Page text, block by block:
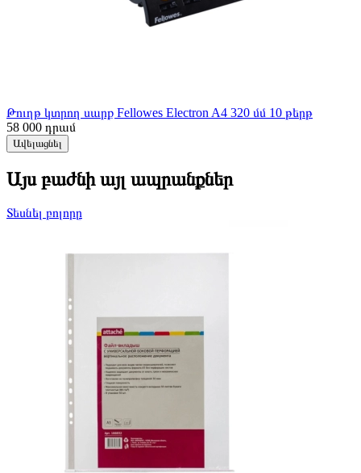
Թուղթ կտրող սարք Fellowes Electron A4 320 մմ 10 թերթ
58 000 դրամ
Ավելացնել
Այս բաժնի այլ ապրանքներ
Տեսնել բոլորը